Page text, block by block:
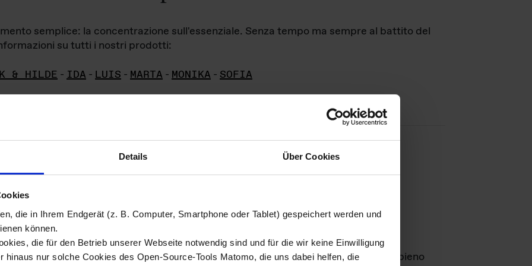
Details Über Cookies
die in Ihrem Endgerät (z. B. Computer, Smartphone oder Tablet) gespeichert werden und
können.
die für den Betrieb unserer Webseite notwendig sind und für die wir keine Einwilligung
hinaus nur solche Cookies des Open-Source-Tools Matomo, die uns dabei helfen, die
semplice: la concentrazione sull'essenziale. Senza tempo ma sempre al battito del
su tutti i nostri prodotti:
& HILDE - IDA - LUIS - MARTA - MONIKA - SOFIA
di immagini
materiale fotografico sono detenuti daDas ganze LebenGmbH e rimangono in pieno